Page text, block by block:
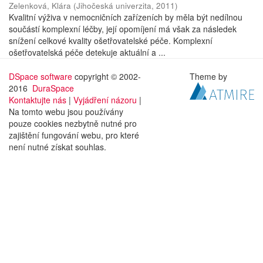
Zelenková, Klára (Jihočeská univerzita, 2011)
Kvalitní výživa v nemocničních zařízeních by měla být nedílnou
součástí komplexní léčby, její opomíjení má však za následek
snížení celkové kvality ošetřovatelské péče. Komplexní
ošetřovatelská péče detekuje aktuální a ...
DSpace software copyright © 2002-
2016 DuraSpace
Kontaktujte nás | Vyjádření názoru |
Na tomto webu jsou používány
pouze cookies nezbytně nutné pro
zajištění fungování webu, pro které
není nutné získat souhlas.
Theme by